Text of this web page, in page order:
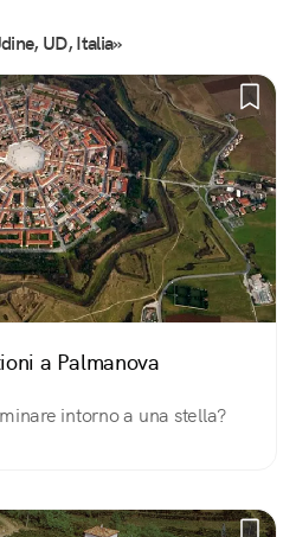
UD, Italia»
a Palmanova
intorno a una stella?